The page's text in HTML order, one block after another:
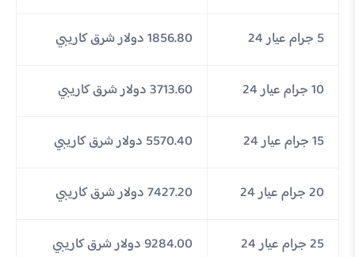
5 جرام عيار 24 1856.80 دولار شرق كاريبي
10 جرام عيار 24 3713.60 دولار شرق كاريبي
15 جرام عيار 24 5570.40 دولار شرق كاريبي
20 جرام عيار 24 7427.20 دولار شرق كاريبي
25 جرام عيار 24 9284.00 دولار شرق كاريبي